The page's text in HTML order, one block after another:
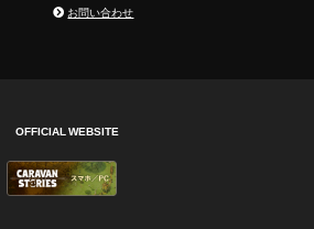
お問い合わせ
OFFICIAL WEBSITE